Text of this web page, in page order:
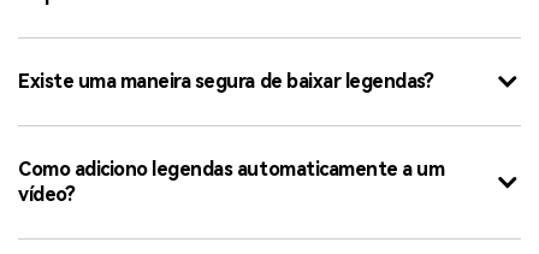
Existe uma maneira segura de baixar legendas?
Como adiciono legendas automaticamente a um
vídeo?